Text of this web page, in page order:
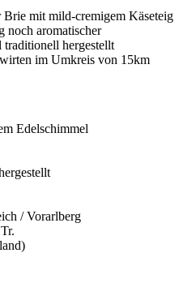
Brie mit mild-cremigem Käseteig
noch aromatischer
traditionell hergestellt
im Umkreis von 15km
Edelschimmel
/ Vorarlberg